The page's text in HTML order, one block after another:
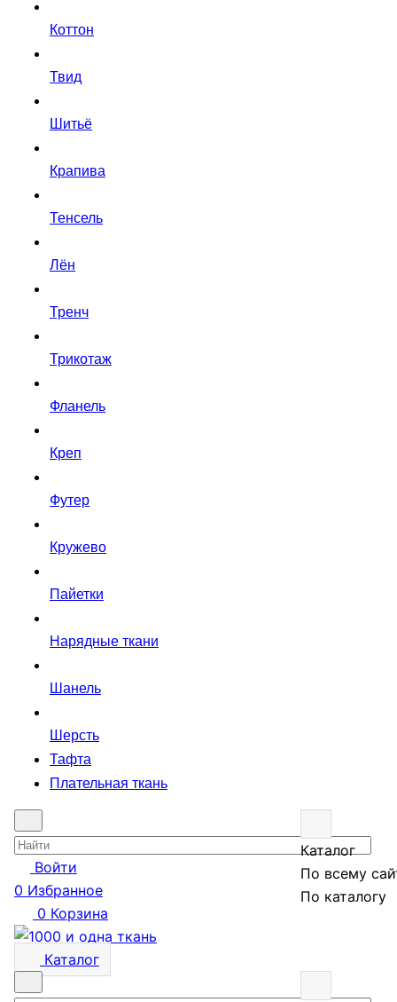
Коттон
Твид
Шитьё
Крапива
Тенсель
Лён
Тренч
Трикотаж
Фланель
Креп
Футер
Кружево
Пайетки
Нарядные ткани
Шанель
Шерсть
Тафта
Плательная ткань
Каталог
По всему
По каталогу
Войти
0 Избранное
0 Корзина
Каталог